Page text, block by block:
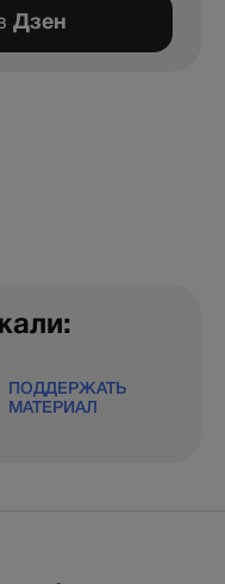
Дзен
ПОДДЕРЖАТЬ
МАТЕРИАЛ